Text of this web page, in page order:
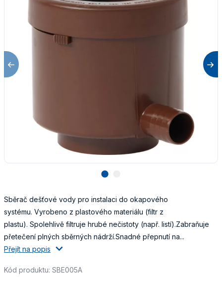
lens
Sběrač dešťové vody pro instalaci do okapového
systému. Vyrobeno z plastového materiálu (filtr z
plastu). Spolehlivě filtruje hrubé nečistoty (např. listí).Zabraňuje
přetečení plných sběrných nádrží.Snadné přepnutí na...
Přejít na popis
Kód produktu: SBE005A